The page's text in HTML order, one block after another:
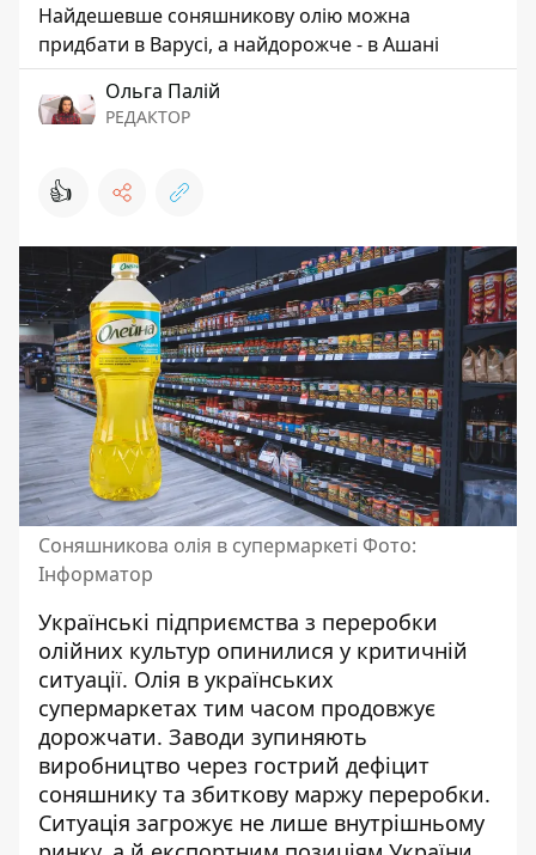
Найдешевше соняшникову олію можна
придбати в Варусі, а найдорожче - в Ашані
Ольга Палій
РЕДАКТОР
👍
Соняшникова олія в супермаркеті Фото:
Інформатор
Українські підприємства з переробки
олійних культур опинилися у критичній
ситуації. Олія в українських
супермаркетах тим часом продовжує
дорожчати. Заводи зупиняють
виробництво через гострий дефіцит
соняшнику та збиткову маржу переробки.
Ситуація загрожує не лише внутрішньому